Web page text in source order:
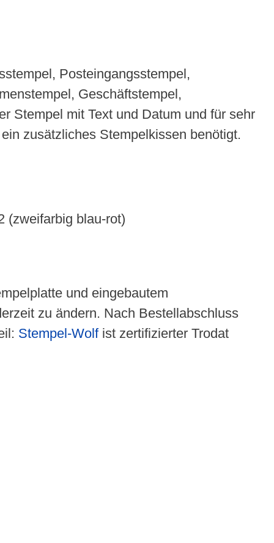
Posteingangsstempel,
Geschäftstempel,
Stempel mit Text und Datum und für sehr
zusätzliches Stempelkissen benötigt.
(zweifarbig blau-rot)
und eingebautem
zu ändern. Nach Bestellabschluss
Stempel-Wolfist zertifizierter Trodat